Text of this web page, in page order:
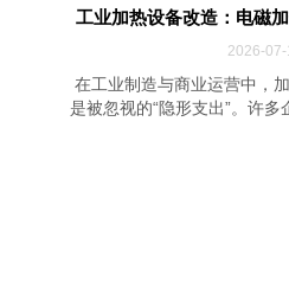
2026-07-
在工业制造与商业运营中，
是被忽视的“隐形支出”。许多